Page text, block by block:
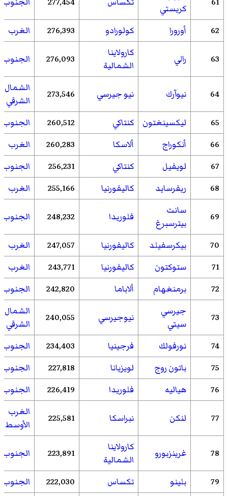
كريستي
62 أورورا كولورادو 276,393 الغرب
63 رالي
كارولاينا
الشمالية
276,093 الجنوب
64 نيوآرك نيو جيرسي 273,546
الشمال
الشرقي
65
ليكسينغتون كنتاكي 260,512
الجنوب
66
أنكوراج ألاسكا 260,283
الغرب
67
لويفيل كنتاكي 256,231
الجنوب
68
ريفرسايد كاليفورنيا 255,166 الغرب
69
سانت
بيترسبرغ
فلوريدا 248,232 الجنوب
70 بيكرسفيلد كاليفورنيا 247,057
الغرب
71
ستوكتون كاليفورنيا 243,771
الغرب
72
برمنغهام ألاباما 242,820 الجنوب
73
جيرسي
سيتي
نيوجيرسي 240,055
الشمال
الشرقي
74
نورفولك فرجينيا 234,403
الجنوب
75
باتون روج لويزيانا 227,818
الجنوب
76
هياليه فلوريدا 226,419 الجنوب
77 لنكن نبراسكا 225,581
الغرب
الأوسط
78 غرينزبورو
كارولاينا
الشمالية
223,891 الجنوب
79 بلينو تكساس 222,030 الجنوب